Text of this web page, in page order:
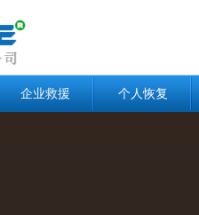
企业救援 个人恢复